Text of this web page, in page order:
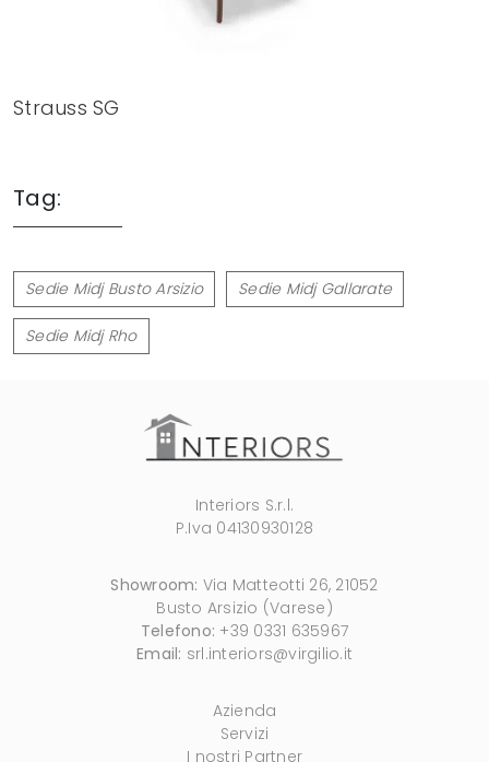
Strauss SG
Tag:
Sedie Midj Busto Arsizio Sedie Midj Gallarate
Sedie Midj Rho
Interiors S.r.l.
P.Iva 04130930128
Showroom: Via Matteotti 26, 21052
Busto Arsizio (Varese)
Telefono: +39 0331 635967
Email: srl.interiors@virgilio.it
Azienda
Servizi
I nostri Partner